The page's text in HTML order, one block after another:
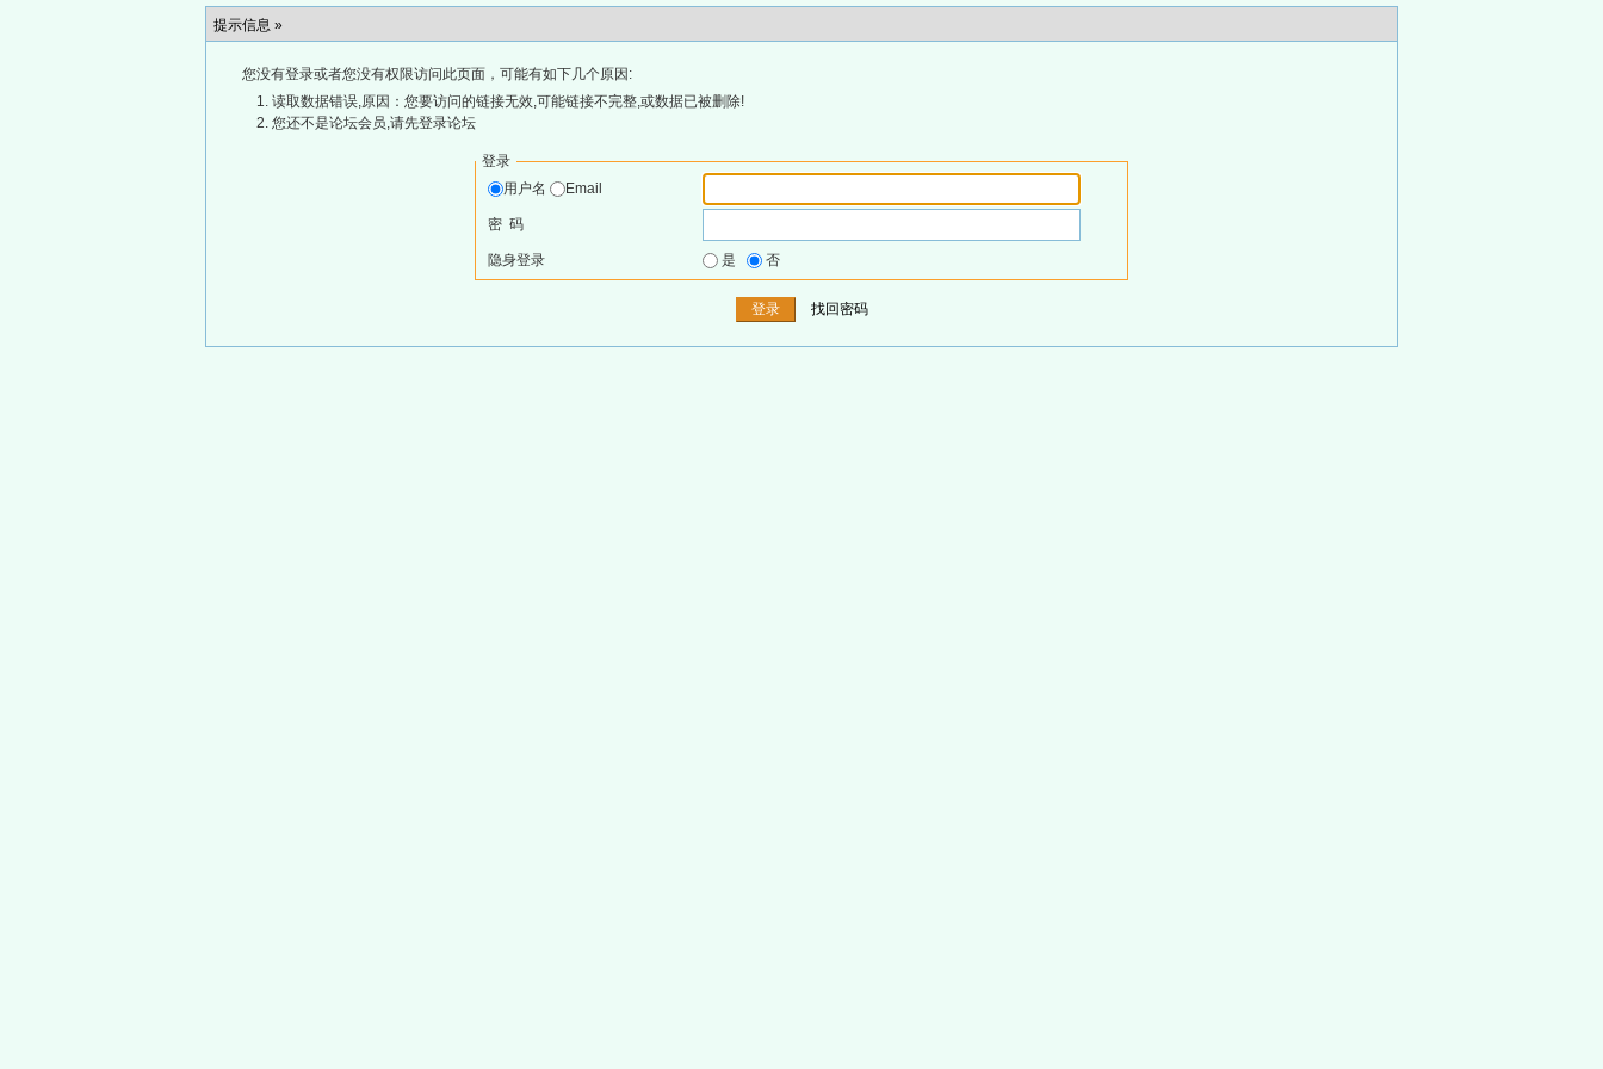
提示信息 »
您没有登录或者您没有权限访问此页面，可能有如下几个原因:
读取数据错误,原因：您要访问的链接无效,可能链接不完整,或数据已被删除!
您还不是论坛会员,请先登录论坛
登录
用户名
Email
密 码
隐身登录 是 否
找回密码